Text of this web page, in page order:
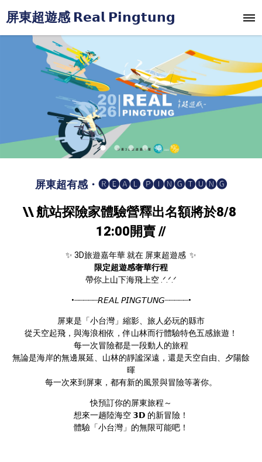
屏東超遊感 𝗥𝗲𝗮𝗹 𝗣𝗶𝗻𝗴𝘁𝘂𝗻𝗴
屏東超有感・🅡🅔🅐🅛 🅟🅘🅝🅖🅣🅤🅝🅖
\\ 航站探險家體驗營釋出名額將於8/8
12:00開賣 //
限定超遊感奢華行程
帶你上山下海飛上空 .ᐟ.ᐟ.ᐟ
•┈┈┈┈┈𝘙𝘌𝘈𝘓 𝘗𝘐𝘕𝘎𝘛𝘜𝘕𝘎┈┈┈┈┈•
屏東是「小台灣」縮影、旅人必玩的縣市
從天空起飛，與海浪相依，伴山林而行體驗特色五感旅遊！
每一次冒險都是一段動人的旅程
無論是海岸的無邊展延、山林的靜謐深遠，還是天空自由、夕陽餘
暉
每一次來到屏東，都有新的風景與冒險等著你。
快預訂你的屏東旅程～
想來一趟陸海空 𝟯𝗗 的新冒險！
體驗「小台灣」的無限可能吧！